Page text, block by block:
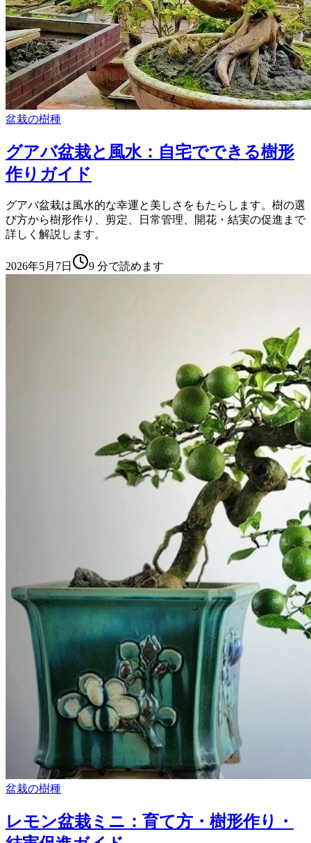
盆栽の樹種
グアバ盆栽と風水：自宅でできる樹形
作りガイド
グアバ盆栽は風水的な幸運と美しさをもたらします。樹の選
び方から樹形作り、剪定、日常管理、開花・結実の促進まで
詳しく解説します。
2026年5月7日 9 分で読めます
盆栽の樹種
レモン盆栽ミニ：育て方・樹形作り・